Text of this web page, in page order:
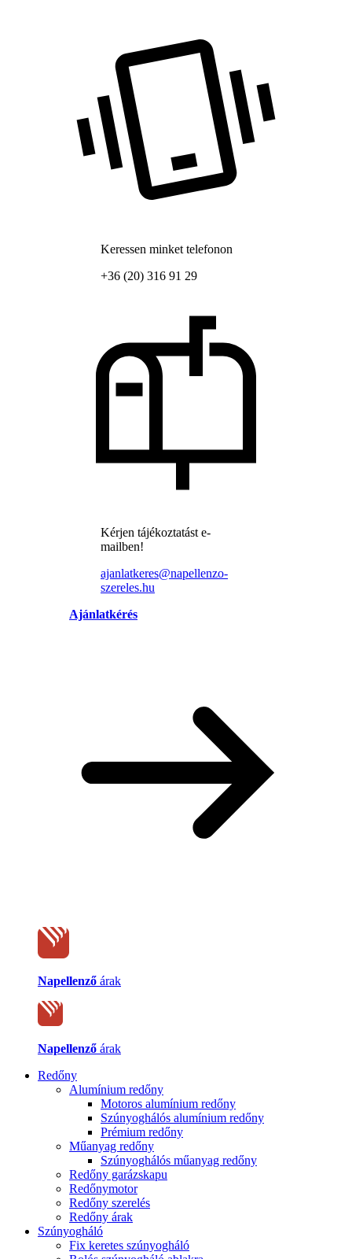
Keressen minket telefonon
+36 (20) 316 91 29
Kérjen tájékoztatást e-
mailben!
ajanlatkeres@napellenzo-
szereles.hu
Ajánlatkérés
Napellenző árak
Napellenző árak
Redőny
Alumínium redőny
Motoros alumínium redőny
Szúnyoghálós alumínium redőny
Prémium redőny
Műanyag redőny
Szúnyoghálós műanyag redőny
Redőny garázskapu
Redőnymotor
Redőny szerelés
Redőny árak
Szúnyogháló
Fix keretes szúnyogháló